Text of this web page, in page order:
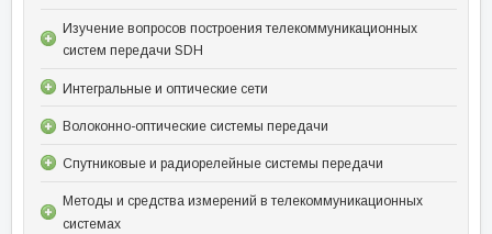
Изучение вопросов построения телекоммуникационных
систем передачи SDH
Интегральные и оптические сети
Волоконно-оптические системы передачи
Спутниковые и радиорелейные системы передачи
Методы и средства измерений в телекоммуникационных
системах